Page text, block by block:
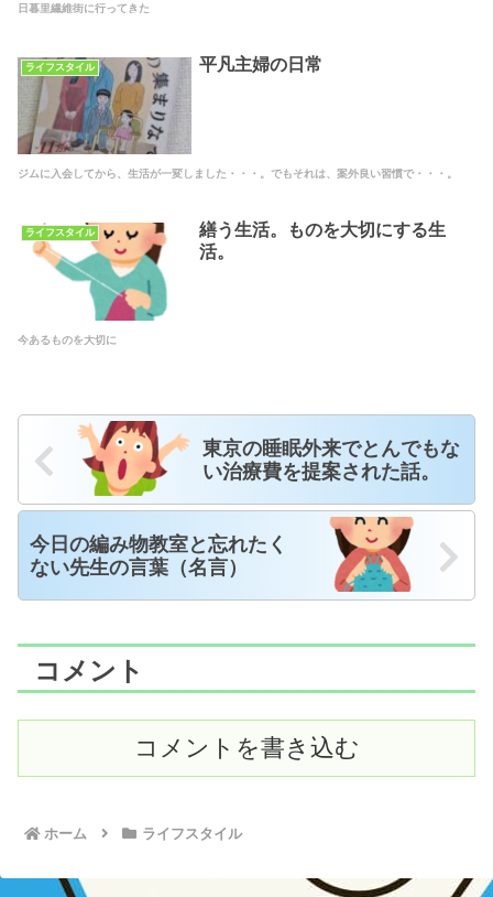
日暮里繊維街に行ってきた
ライフスタイル 平凡主婦の日常
ジムに入会してから、生活が一変しました・・・。でもそれは、案外良い習慣で・・・。
ライフスタイル
繕う生活。ものを大切にする生
活。
今あるものを大切に
東京の睡眠外来でとんでもな
い治療費を提案された話。
今日の編み物教室と忘れたく
ない先生の言葉（名言）
コメント
コメントを書き込む
ホーム ライフスタイル